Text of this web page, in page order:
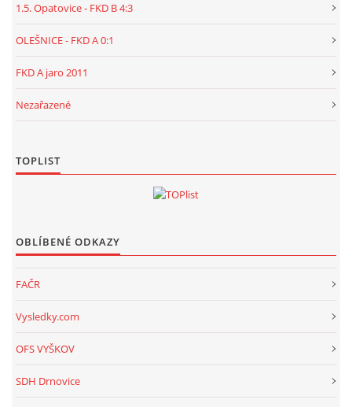
1.5. Opatovice - FKD B 4:3
OLEŠNICE - FKD A 0:1
FKD A jaro 2011
Nezařazené
TOPLIST
OBLÍBENÉ ODKAZY
FAČR
Vysledky.com
OFS VYŠKOV
SDH Drnovice